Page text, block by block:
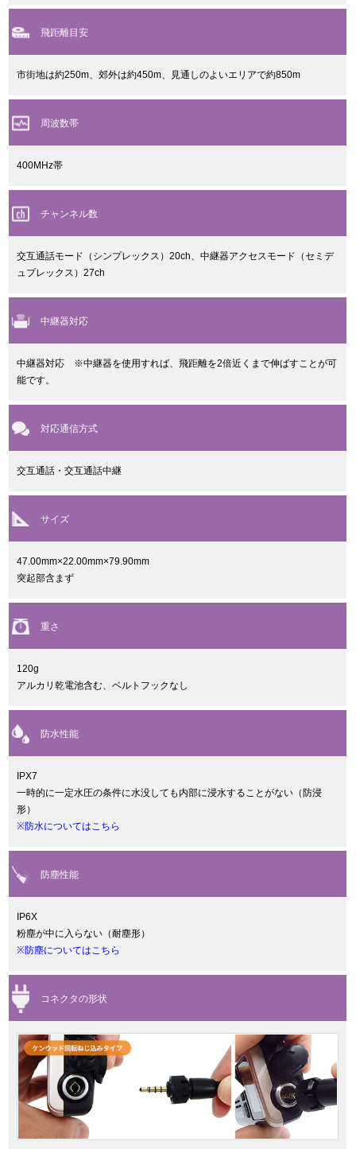
飛距離目安
市街地は約250m、郊外は約450m、見通しのよいエリアで約850m
周波数帯
400MHz帯
チャンネル数
交互通話モード（シンプレックス）20ch、中継器アクセスモード（セミデ
ュプレックス）27ch
中継器対応
中継器対応 ※中継器を使用すれば、飛距離を2倍近くまで伸ばすことが可
能です。
対応通信方式
交互通話・交互通話中継
サイズ
47.00mm×22.00mm×79.90mm
突起部含まず
重さ
120g
アルカリ乾電池含む、ベルトフックなし
防水性能
IPX7
一時的に一定水圧の条件に水没しても内部に浸水することがない（防浸
形）
※防水についてはこちら
防塵性能
IP6X
粉塵が中に入らない（耐塵形）
※防塵についてはこちら
コネクタの形状